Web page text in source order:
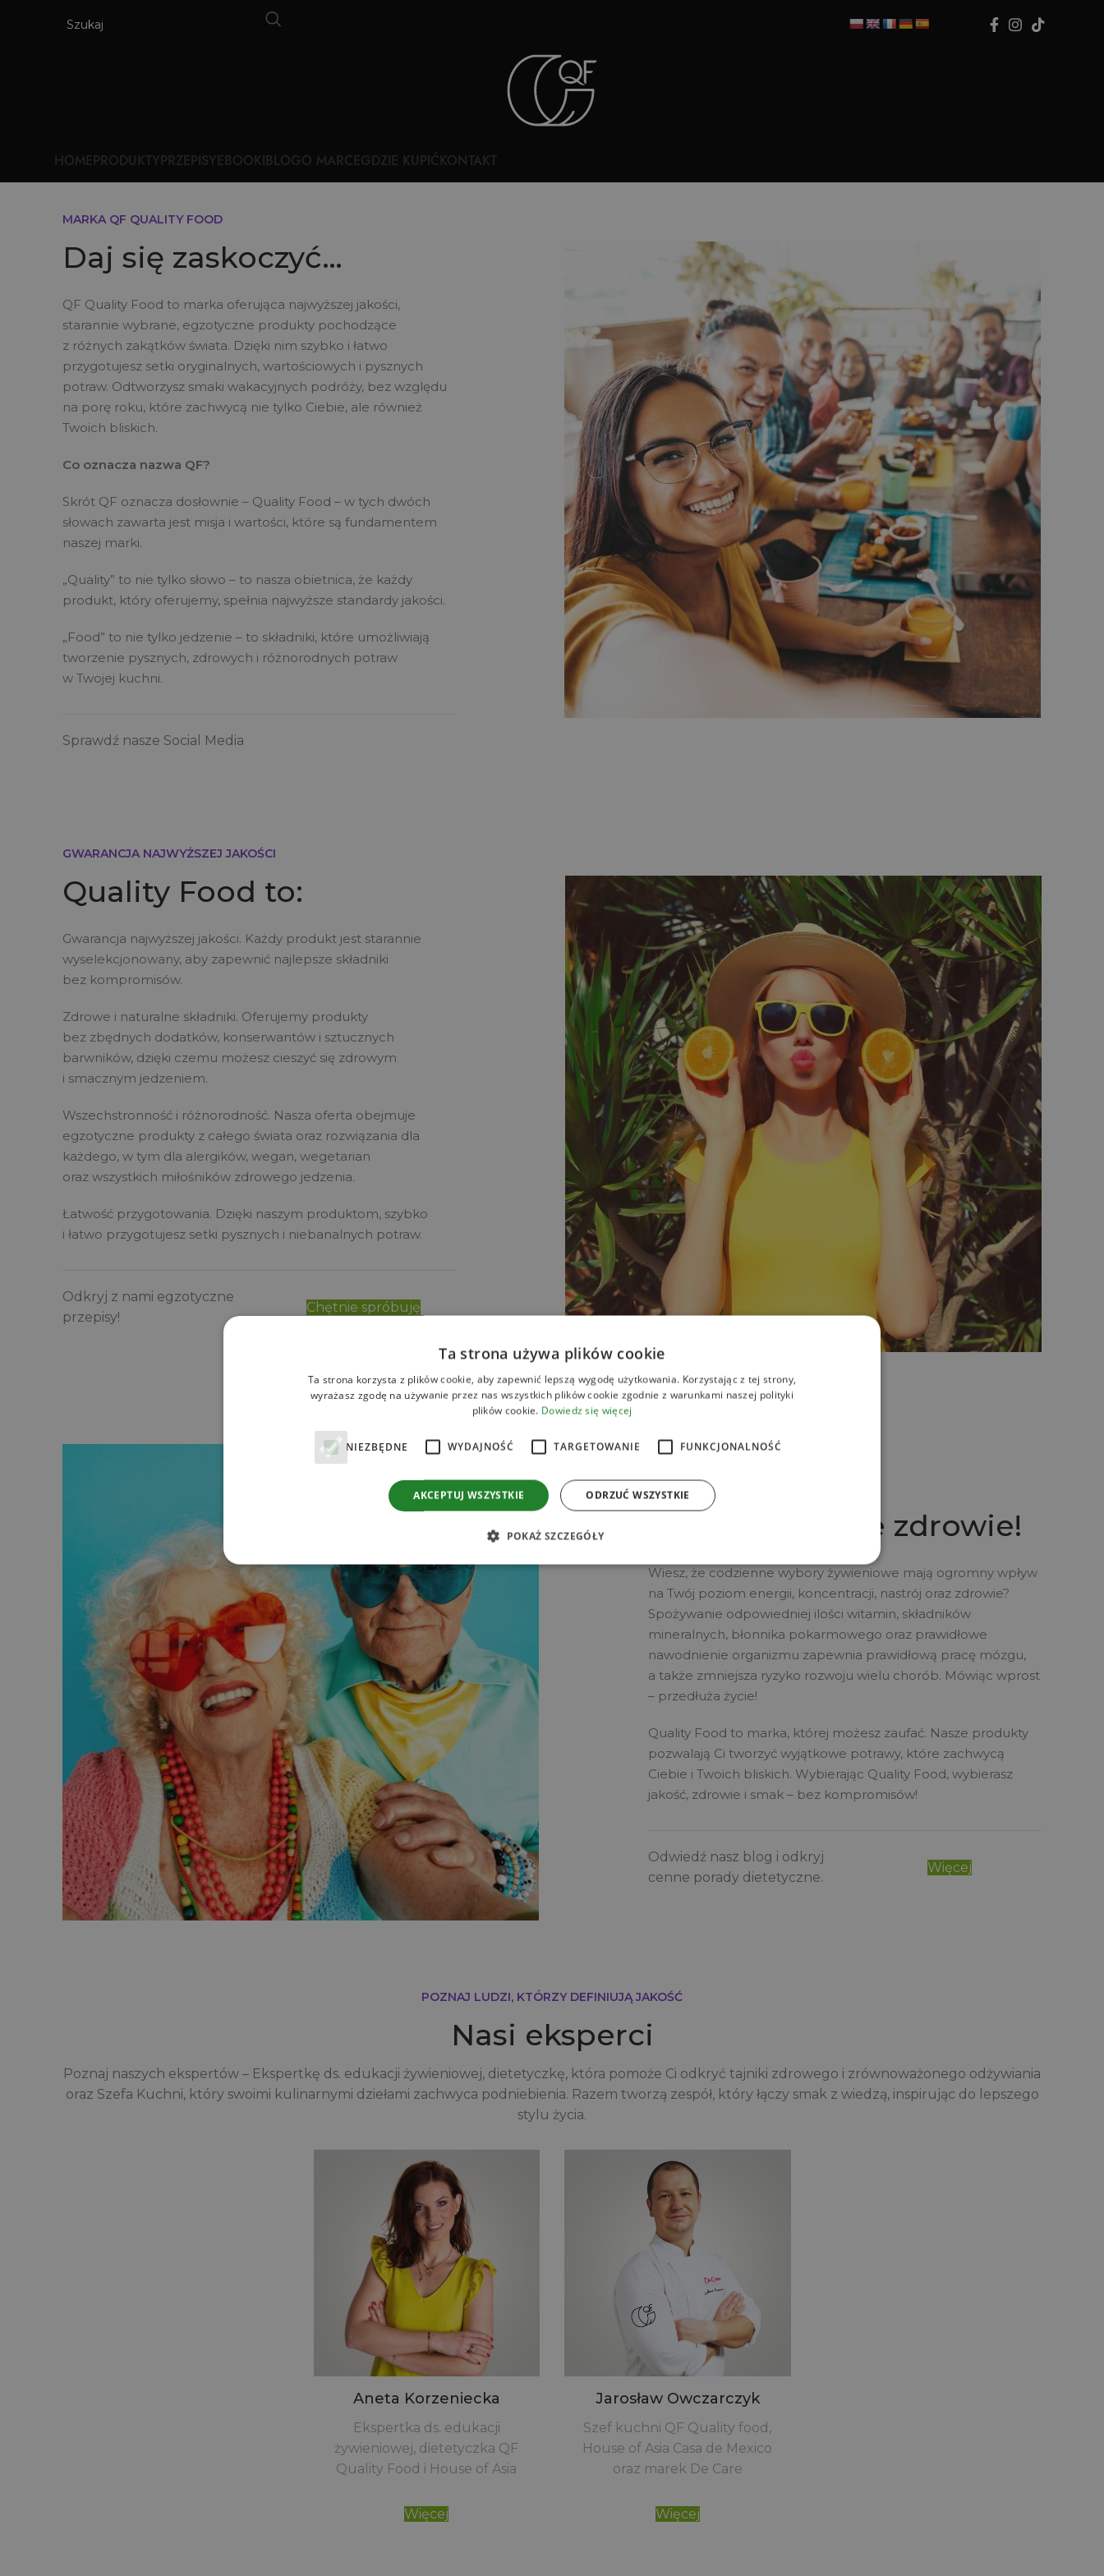
HOMEPRODUKTYPRZEPISYEBOOKIBLOGO MARCEGDZIE KUPIĆKONTAKT
MARKA QF QUALITY FOOD
Daj się zaskoczyć…
QF Quality Food to marka oferująca najwyższej jakości,
starannie wybrane, egzotyczne produkty pochodzące
z różnych zakątków świata. Dzięki nim szybko i łatwo
przygotujesz setki oryginalnych, wartościowych i pysznych
potraw. Odtworzysz smaki wakacyjnych podróży, bez względu
na porę roku, które zachwycą nie tylko Ciebie, ale również
Twoich bliskich.
Co oznacza nazwa QF?
Skrót QF oznacza dosłownie – Quality Food – w tych dwóch
słowach zawarta jest misja i wartości, które są fundamentem
naszej marki.
„Quality” to nie tylko słowo – to nasza obietnica, że każdy
produkt, który oferujemy, spełnia najwyższe standardy jakości.
„Food” to nie tylko jedzenie – to składniki, które umożliwiają
tworzenie pysznych, zdrowych i różnorodnych potraw
w Twojej kuchni.
Sprawdź nasze Social Media
GWARANCJA NAJWYŻSZEJ JAKOŚCI
Quality Food to:
Gwarancja najwyższej jakości. Każdy produkt jest starannie
wyselekcjonowany, aby zapewnić najlepsze składniki
bez kompromisów.
Zdrowe i naturalne składniki. Oferujemy produkty
bez zbędnych dodatków, konserwantów i sztucznych
barwników, dzięki czemu możesz cieszyć się zdrowym
i smacznym jedzeniem.
Wszechstronność i różnorodność. Nasza oferta obejmuje
egzotyczne produkty z całego świata oraz rozwiązania dla
każdego, w tym dla alergików, wegan, wegetarian
oraz wszystkich miłośników zdrowego jedzenia.
Łatwość przygotowania. Dzięki naszym produktom, szybko
i łatwo przygotujesz setki pysznych i niebanalnych potraw.
Odkryj z nami egzotyczne
przepisy!
Chętnie spróbuję
MOŻESZ NAM ZAUFAĆ
Dbamy o Twoje zdrowie!
Wiesz, że codzienne wybory żywieniowe mają ogromny wpływ
na Twój poziom energii, koncentracji, nastrój oraz zdrowie?
Spożywanie odpowiedniej ilości witamin, składników
mineralnych, błonnika pokarmowego oraz prawidłowe
nawodnienie organizmu zapewnia prawidłową pracę mózgu,
a także zmniejsza ryzyko rozwoju wielu chorób. Mówiąc wprost
– przedłuża życie!
Quality Food to marka, której możesz zaufać. Nasze produkty
pozwalają Ci tworzyć wyjątkowe potrawy, które zachwycą
Ciebie i Twoich bliskich. Wybierając Quality Food, wybierasz
jakość, zdrowie i smak – bez kompromisów!
Odwiedź nasz blog i odkryj
cenne porady dietetyczne.
Więcej
POZNAJ LUDZI, KTÓRZY DEFINIUJĄ JAKOŚĆ
Nasi eksperci
Poznaj naszych ekspertów – Ekspertkę ds. edukacji żywieniowej, dietetyczkę, która pomoże Ci odkryć tajniki zdrowego i zrównoważonego odżywiania
oraz Szefa Kuchni, który swoimi kulinarnymi dziełami zachwyca podniebienia. Razem tworzą zespół, który łączy smak z wiedzą, inspirując do lepszego
stylu życia.
Aneta Korzeniecka
Ekspertka ds. edukacji
żywieniowej, dietetyczka QF
Quality Food i House of Asia
Więcej
Jarosław Owczarczyk
Szef kuchni QF Quality food,
House of Asia Casa de Mexico
oraz marek De Care
Więcej
Ta strona używa plików cookie
Ta strona korzysta z plików cookie, aby zapewnić lepszą wygodę użytkowania. Korzystając z tej strony,
wyrażasz zgodę na używanie przez nas wszystkich plików cookie zgodnie z warunkami naszej polityki
plików cookie. Dowiedz się więcej
NIEZBĘDNE WYDAJNOŚĆ TARGETOWANIE FUNKCJONALNOŚĆ
AKCEPTUJ WSZYSTKIE ODRZUĆ WSZYSTKIE
POKAŻ SZCZEGÓŁY